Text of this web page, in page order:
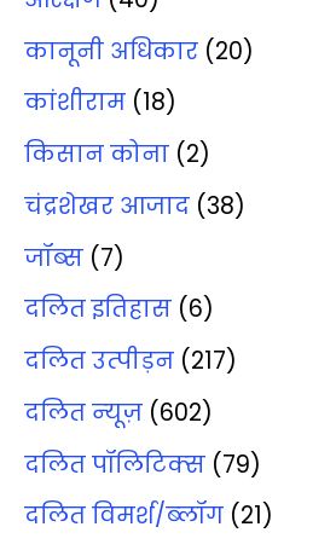
कानूनी अधिकार (20)
कांशीराम (18)
किसान कोना (2)
चंद्रशेखर आजाद (38)
जॉब्‍स (7)
दलित इतिहास (6)
दलित उत्‍पीड़न (217)
दलित न्‍यूज़ (602)
दलित पॉलिटिक्‍स (79)
दलित विमर्श/ब्‍लॉग (21)